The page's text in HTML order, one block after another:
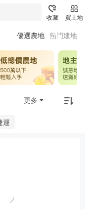
收藏 買土地
優選農地 熱門建地
更多
運